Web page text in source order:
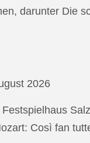
darunter Die
2026
Così fan